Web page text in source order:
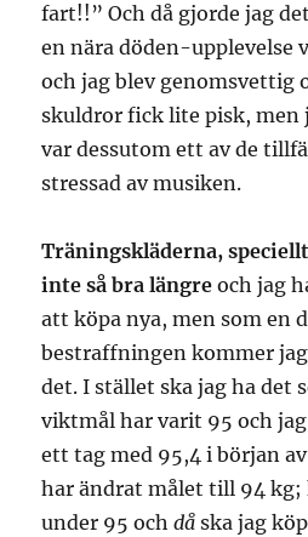
fart!!” Och då gjorde jag
en nära döden-upplevelse
och jag blev genomsvettig
skuldror fick lite pisk, men
var dessutom ett av de
stressad av musiken.
Träningskläderna,
inte så bra längre och jag
att köpa nya, men som en
bestraffningen kommer
det. I stället ska jag ha det
viktmål har varit 95 och
ett tag med 95,4 i början
har ändrat målet till 94
under 95 ochdå ska jag